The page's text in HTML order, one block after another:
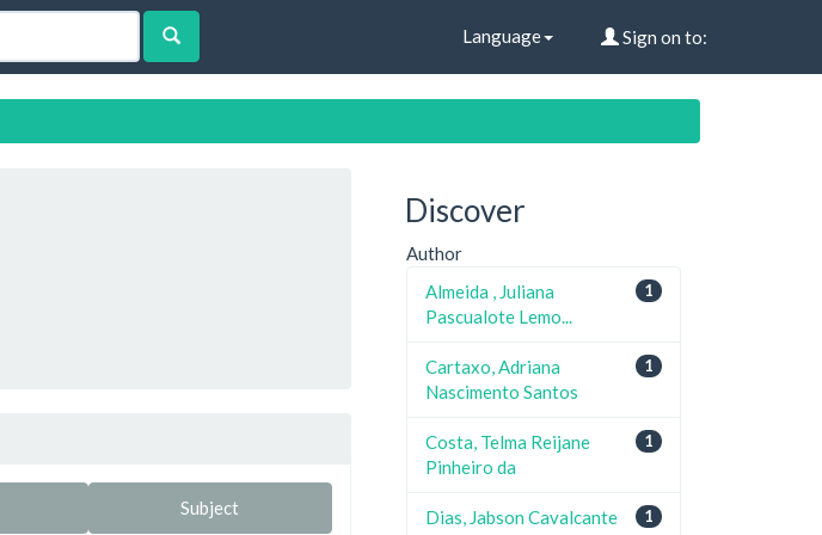
Language Sign on to:
Discover
Author
1
Almeida , Juliana
Pascualote Lemo...
1
Cartaxo, Adriana
Nascimento Santos
1
Costa, Telma Reijane
Pinheiro da
1
Dias, Jabson Cavalcante